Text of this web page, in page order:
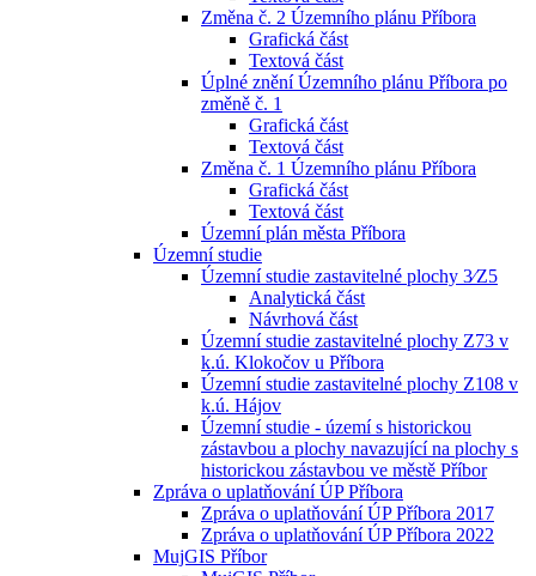
Změna č. 2 Územního plánu Příbora
Grafická část
Textová část
Úplné znění Územního plánu Příbora po
změně č. 1
Grafická část
Textová část
Změna č. 1 Územního plánu Příbora
Grafická část
Textová část
Územní plán města Příbora
Územní studie
Územní studie zastavitelné plochy 3⁄Z5
Analytická část
Návrhová část
Územní studie zastavitelné plochy Z73 v
k.ú. Klokočov u Příbora
Územní studie zastavitelné plochy Z108 v
k.ú. Hájov
Územní studie - území s historickou
zástavbou a plochy navazující na plochy s
historickou zástavbou ve městě Příbor
Zpráva o uplatňování ÚP Příbora
Zpráva o uplatňování ÚP Příbora 2017
Zpráva o uplatňování ÚP Příbora 2022
MujGIS Příbor